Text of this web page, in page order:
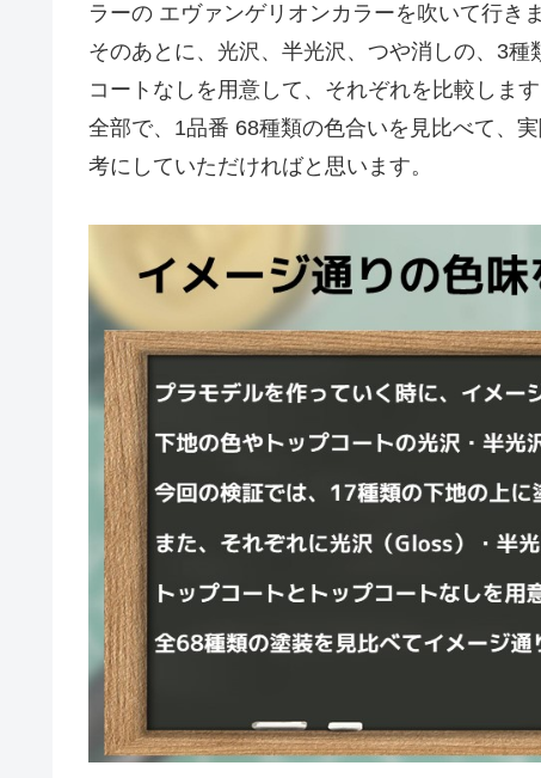
ラーの エヴァンゲリオンカラーを吹いて行きま
そのあとに、光沢、半光沢、つや消しの、3
コートなしを用意して、それぞれを比較します
全部で、1品番 68種類の色合いを見比べて、
考にしていただければと思います。